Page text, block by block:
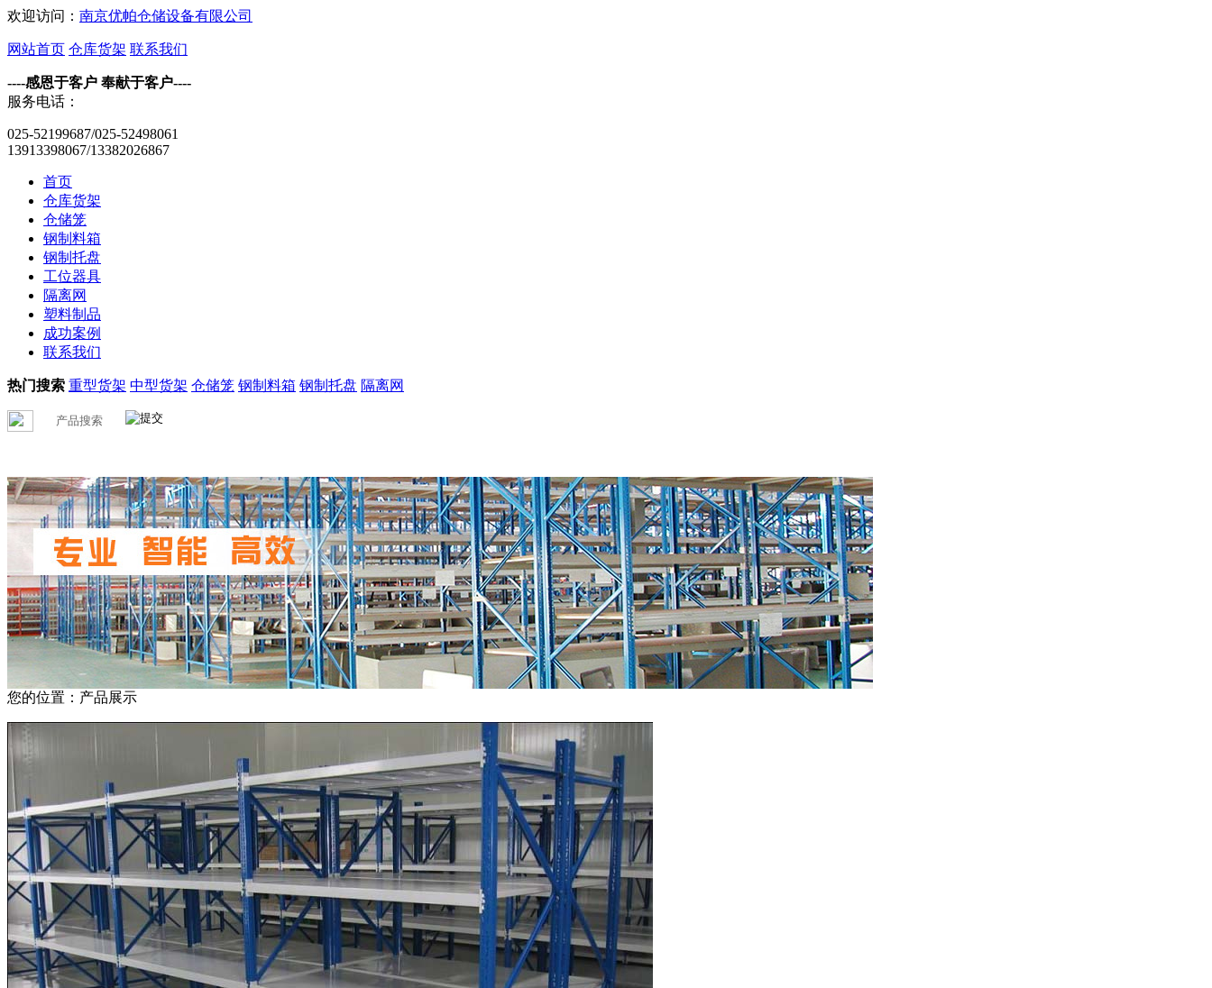
欢迎访问： 南京优帕仓储设备有限公司
网站首页 仓库货架 联系我们
----感恩于客户 奉献于客户----
服务电话：
025-52199687/025-52498061
13913398067/13382026867
首页
仓库货架
仓储笼
钢制料箱
钢制托盘
工位器具
隔离网
塑料制品
成功案例
联系我们
热门搜索 重型货架 中型货架 仓储笼 钢制料箱 钢制托盘 隔离网
您的位置：产品展示